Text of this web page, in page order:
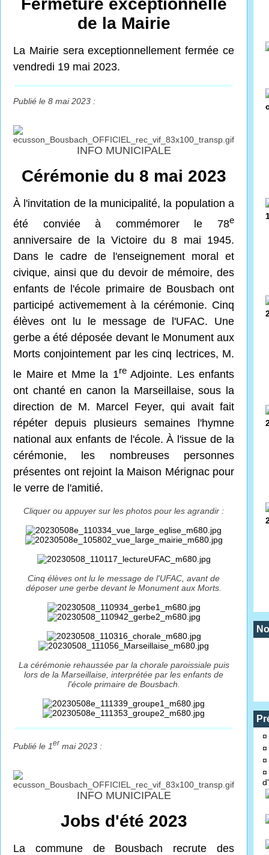
Fermeture exceptionnelle
de la Mairie
La Mairie sera exceptionnellement fermée ce
vendredi 19 mai 2023.
Publié le 8 mai 2023 :
INFO MUNICIPALE
Cérémonie du 8 mai 2023
À l'invitation de la municipalité, la population a
été conviée à commémorer le 78e
anniversaire de la Victoire du 8 mai 1945.
Dans le cadre de l'enseignement moral et
civique, ainsi que du devoir de mémoire, des
enfants de l'école primaire de Bousbach ont
participé activemement à la cérémonie. Cinq
élèves ont lu le message de l'UFAC. Une
gerbe a été déposée devant le Monument aux
Morts conjointement par les cinq lectrices, M.
le Maire et Mme la 1reAdjointe. Les enfants
ont chanté en canon la Marseillaise, sous la
direction de M. Marcel Feyer, qui avait fait
répéter depuis plusieurs semaines l'hymne
national aux enfants de l'école. À l'issue de la
cérémonie, les nombreuses personnes
présentes ont rejoint la Maison Mérignac pour
le verre de l'amitié.
Cliquer ou appuyer sur les photos pour les agrandir :
Cinq élèves ont lu le message de l'UFAC, avant de
déposer une gerbe devant le Monument aux Morts.
La cérémonie rehaussée par la chorale paroissiale puis
lors de la Marseillaise, interprétée par les enfants de
l'école primaire de Bousbach.
Publié le 1er mai 2023 :
INFO MUNICIPALE
Jobs d'été 2023
La commune de Bousbach recrute des
¤
¤
¤
¤